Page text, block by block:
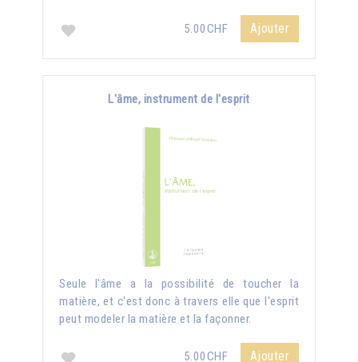
5.00CHF Ajouter
L'âme, instrument de l'esprit
Seule l'âme a la possibilité de toucher la
matière, et c'est donc à travers elle que l'esprit
peut modeler la matière et la façonner.
5.00CHF Ajouter